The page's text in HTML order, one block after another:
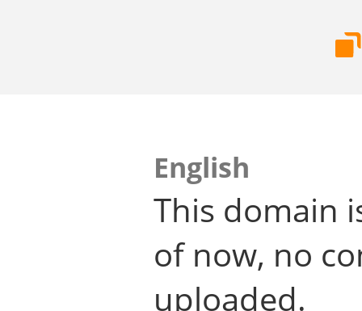
English
This domain
of now, no
uploaded.